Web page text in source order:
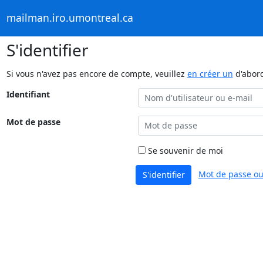
mailman.iro.umontreal.ca
S'identifier
Si vous n'avez pas encore de compte, veuillez en créer un
Identifiant
Mot de passe
Se souvenir de moi
S'identifier Mot de passe